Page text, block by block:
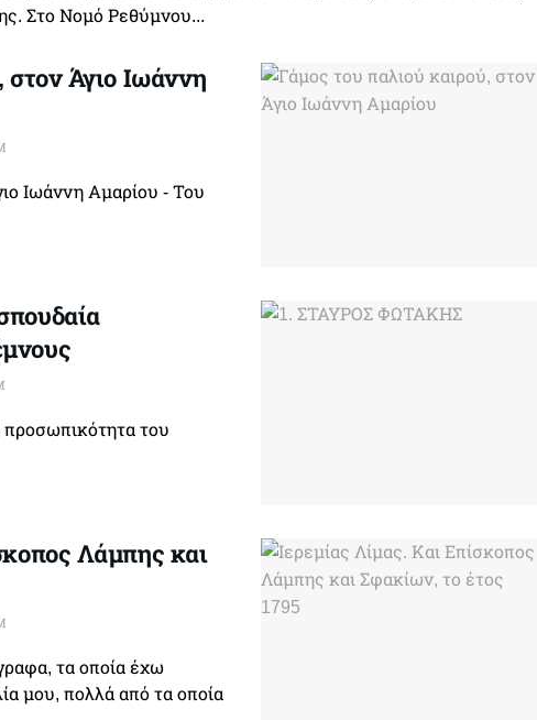
Στο Νομό Ρεθύμνου...
στον Άγιο Ιωάννη
Ιωάννη Αμαρίου - Του
του
Λάμπης και
τα οποία έχω
μου, πολλά από τα οποία